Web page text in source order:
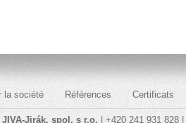
la société Références Certificats
JIVA-Jirák, spol. s r.o. | +420 241 931 828 |